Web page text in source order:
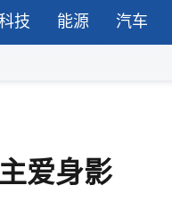
技 能源 汽车
爱身影